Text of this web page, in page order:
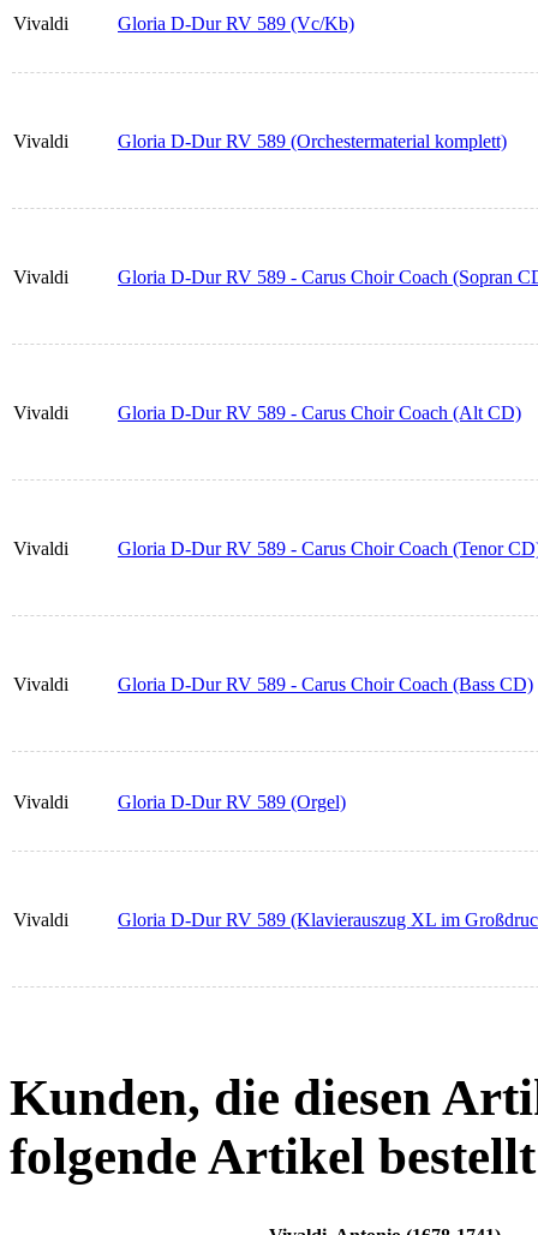
Vivaldi Gloria D-Dur RV 589 (Vc/Kb)
Vivaldi Gloria D-Dur RV 589 (Orchestermaterial komplett)
Vivaldi Gloria D-Dur RV 589 - Carus Choir Coach (Sopran
Vivaldi Gloria D-Dur RV 589 - Carus Choir Coach (Alt CD)
Vivaldi Gloria D-Dur RV 589 - Carus Choir Coach (Tenor
Vivaldi Gloria D-Dur RV 589 - Carus Choir Coach (Bass CD)
Vivaldi Gloria D-Dur RV 589 (Orgel)
Vivaldi Gloria D-Dur RV 589 (Klavierauszug XL im
Kunden, die diesen
folgende Artikel